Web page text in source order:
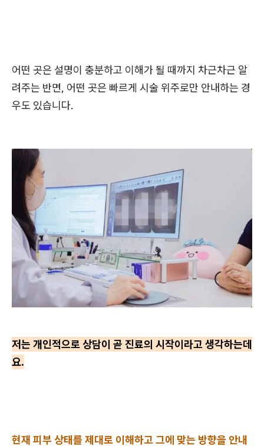
어떤 곳은 설명이 충분하고 이해가 될 때까지 차근차근 알
려주는 반면, 어떤 곳은 빠르게 시술 위주로만 안내하는 경
우도 있습니다.
저는 개인적으로 상담이 곧 진료의 시작이라고 생각하는데
요.
현재 피부 상태를 제대로 이해하고 그에 맞는 방향을 안내